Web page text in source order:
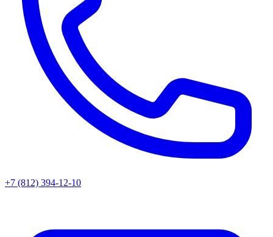
+7 (812) 394-12-10